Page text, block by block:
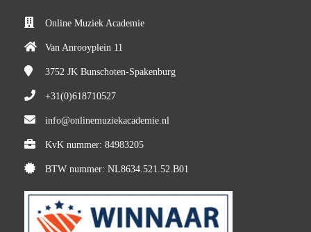
Online Muziek Academie
Van Anrooyplein 11
3752 JK Bunschoten-Spakenburg
+31(0)618710527
info@onlinemuziekacademie.nl
KvK nummer: 84983205
BTW nummer: NL8634.521.52.B01